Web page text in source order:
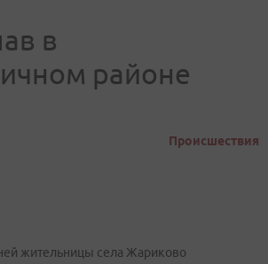
в
районе
Происшествия
жительницы села Жариково